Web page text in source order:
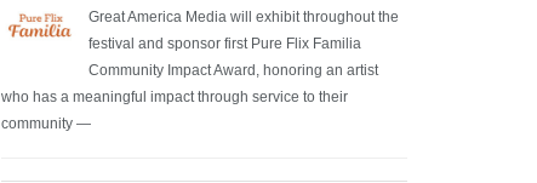
Great America Media will exhibit throughout the
festival and sponsor first Pure Flix Familia
Community Impact Award, honoring an artist
who has a meaningful impact through service to their
community —